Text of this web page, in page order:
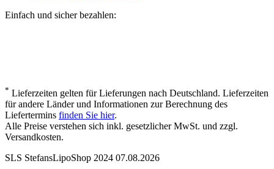
Einfach und sicher bezahlen:
* Lieferzeiten gelten für Lieferungen nach Deutschland. Lieferzeiten
für andere Länder und Informationen zur Berechnung des
Liefertermins finden Sie hier.
Alle Preise verstehen sich inkl. gesetzlicher MwSt. und zzgl.
Versandkosten.
SLS StefansLipoShop 2024 07.08.2026